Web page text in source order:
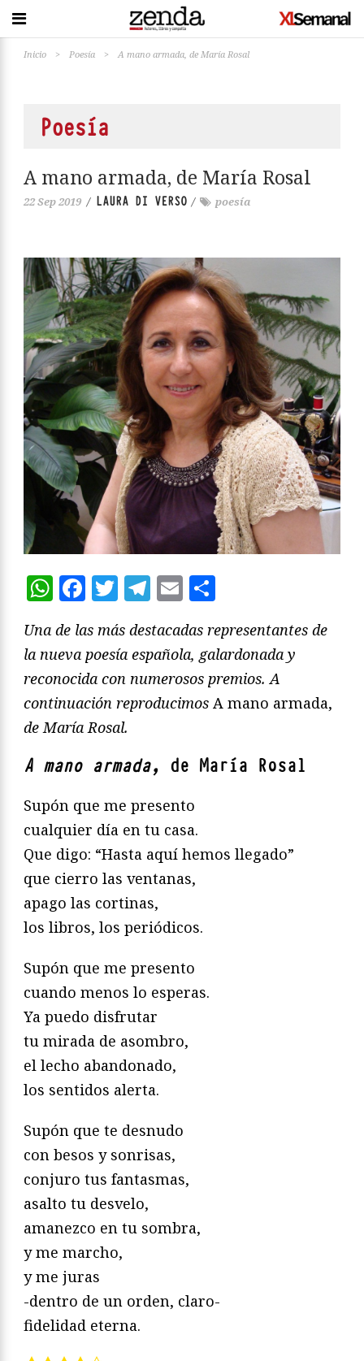
Inicio > Poesía > A mano armada, de María Rosal
Poesía
A mano armada, de María Rosal
22 Sep 2019 / LAURA DI VERSO / poesía
WhatsApp
Facebook
Twitter
Telegram
Email
Una de las más destacadas representantes de
la nueva poesía española, galardonada y
reconocida con numerosos premios. A
continuación reproducimos A mano armada,
de María Rosal.
A mano armada, de María Rosal
Supón que me presento
cualquier día en tu casa.
Que digo: “Hasta aquí hemos llegado”
que cierro las ventanas,
apago las cortinas,
los libros, los periódicos.
Supón que me presento
cuando menos lo esperas.
Ya puedo disfrutar
tu mirada de asombro,
el lecho abandonado,
los sentidos alerta.
Supón que te desnudo
con besos y sonrisas,
conjuro tus fantasmas,
asalto tu desvelo,
amanezco en tu sombra,
y me marcho,
y me juras
-dentro de un orden, claro-
fidelidad eterna.